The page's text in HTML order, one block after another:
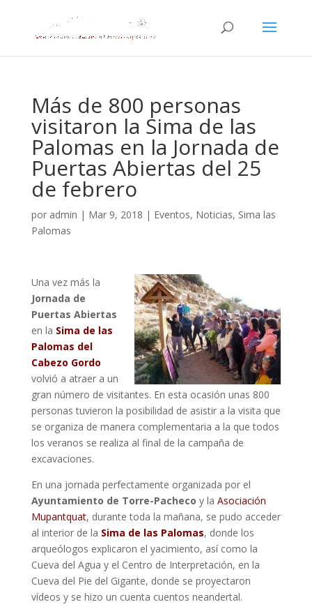
Más de 800 personas
visitaron la Sima de las
Palomas en la Jornada de
Puertas Abiertas del 25
de febrero
por admin | Mar 9, 2018 | Eventos, Noticias, Sima las
Palomas
Una vez más la
Jornada de
Puertas Abiertas
en la Sima de las
Palomas del
Cabezo Gordo
volvió a atraer a un
gran número de visitantes. En esta ocasión unas 800
personas tuvieron la posibilidad de asistir a la visita que
se organiza de manera complementaria a la que todos
los veranos se realiza al final de la campaña de
excavaciones.
En una jornada perfectamente organizada por el
Ayuntamiento de Torre-Pacheco y la Asociación
Mupantquat, durante toda la mañana, se pudo acceder
al interior de la Sima de las Palomas, donde los
arqueólogos explicaron el yacimiento, así como la
Cueva del Agua y el Centro de Interpretación, en la
Cueva del Pie del Gigante, donde se proyectaron
vídeos y se hizo un cuenta cuentos neandertal.